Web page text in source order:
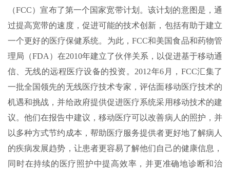
（FCC）宣布了第一个国家宽带计划。该计划的意图是，通
过提高宽带的速度，促进可能的技术创新，包括有助于建立
一个更好的医疗保健系统。为此，FCC和美国食品和药物管
理局（FDA）在2010年建立了伙伴关系，以促进基于移动通
信、无线的远程医疗设备的投资。2012年6月，FCC汇集了
一批全国领先的无线医疗技术专家，评估面移动医疗技术的
机遇和挑战，并给政府提供促进医疗系统采用移动技术的建
议。他们在报告中建议，移动医疗可以改善病人的照护，并
以多种方式节约成本，帮助医疗服务提供者更好地了解病人
的疾病发展趋势，让患者更容易了解他们自己的健康信息，
同时在持续的医疗照护中提高效率，并更准确地诊断和治